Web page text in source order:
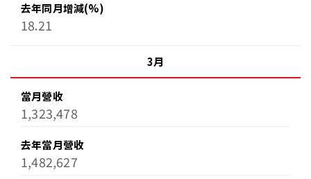
去年同月增減(%)
18.21
3月
當月營收
1,323,478
去年當月營收
1,482,627